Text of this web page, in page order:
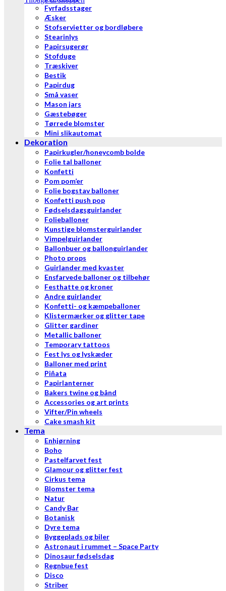
Fyrfadsstager
Æsker
Stofservietter og bordløbere
Stearinlys
Papirsugerør
Stofduge
Træskiver
Bestik
Papirdug
Små vaser
Mason jars
Gæstebøger
Tørrede blomster
Mini slikautomat
Dekoration
Papirkugler/honeycomb bolde
Folie tal balloner
Konfetti
Pom pom’er
Folie bogstav balloner
Konfetti push pop
Fødselsdagsguirlander
Folieballoner
Kunstige blomsterguirlander
Vimpelguirlander
Ballonbuer og ballonguirlander
Photo props
Guirlander med kvaster
Ensfarvede balloner og tilbehør
Festhatte og kroner
Andre guirlander
Konfetti- og kæmpeballoner
Klistermærker og glitter tape
Glitter gardiner
Metallic balloner
Temporary tattoos
Fest lys og lyskæder
Balloner med print
Piñata
Papirlanterner
Bakers twine og bånd
Accessories og art prints
Vifter/Pin wheels
Cake smash kit
Tema
Enhjørning
Boho
Pastelfarvet fest
Glamour og glitter fest
Cirkus tema
Blomster tema
Natur
Candy Bar
Botanisk
Dyre tema
Byggeplads og biler
Astronaut i rummet – Space Party
Dinosaur fødselsdag
Regnbue fest
Disco
Striber